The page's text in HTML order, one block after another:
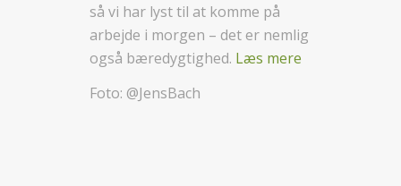
så vi har lyst til at komme på
arbejde i morgen – det er nemlig
også bæredygtighed. Læs mere
Foto: @JensBach